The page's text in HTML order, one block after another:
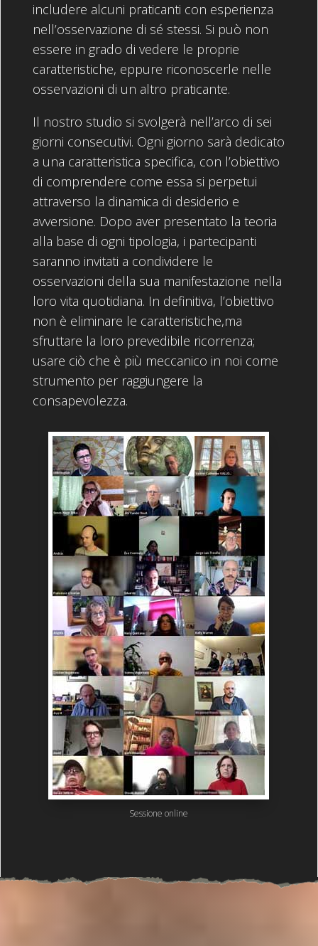
includere alcuni praticanti con esperienza
nell’osservazione di sé stessi. Si può non
essere in grado di vedere le proprie
caratteristiche, eppure riconoscerle nelle
osservazioni di un altro praticante.
Il nostro studio si svolgerà nell’arco di sei
giorni consecutivi. Ogni giorno sarà dedicato
a una caratteristica specifica, con l’obiettivo
di comprendere come essa si perpetui
attraverso la dinamica di desiderio e
avversione. Dopo aver presentato la teoria
alla base di ogni tipologia, i partecipanti
saranno invitati a condividere le
osservazioni della sua manifestazione nella
loro vita quotidiana. In definitiva, l’obiettivo
non è eliminare le caratteristiche,ma
sfruttare la loro prevedibile ricorrenza;
usare ciò che è più meccanico in noi come
strumento per raggiungere la
consapevolezza.
Sessione online